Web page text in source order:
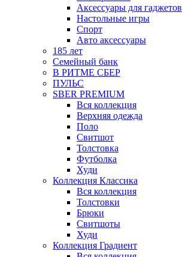
Аксессуары для гаджетов
Настольные игры
Спорт
Авто аксессуары
185 лет
Семейный банк
В РИТМЕ СБЕР
ПУЛЬС
SBER PREMIUM
Вся коллекция
Верхняя одежда
Поло
Свитшот
Толстовка
Футболка
Худи
Коллекция Классика
Вся коллекция
Толстовки
Брюки
Свитшоты
Худи
Коллекция Градиент